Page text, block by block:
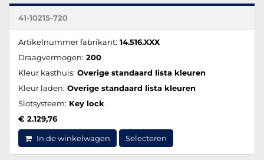
41-10215-720
Artikelnummer fabrikant: 14.516.XXX
Draagvermogen: 200
Kleur kasthuis: Overige standaard lista kleuren
Kleur laden: Overige standaard lista kleuren
Slotsysteem: Key lock
€ 2.129,76
In de winkelwagen Selecteren